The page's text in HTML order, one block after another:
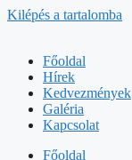
Kilépés a tartalomba
Főoldal
Hírek
Kedvezmények
Galéria
Kapcsolat
Főoldal